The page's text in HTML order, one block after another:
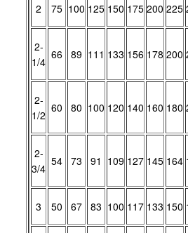
2 75 100 125 150 175 200 225
2-
1/4
66 89 111 133 156 178 200
2-
1/2
60 80 100 120 140 160 180
2-
3/4
54 73 91 109 127 145 164
3 50 67 83 100 117 133 150